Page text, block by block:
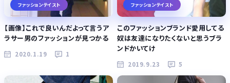
ファッションテイスト
【画像】これで良いんだよって言うア
ラサー男のファッションが見つかる
2020.1.19 1
ファッションテイスト
このファッションブランド愛用してる
奴は友達になりたくないと思うブラ
ンドかいてけ
2019.9.23 5